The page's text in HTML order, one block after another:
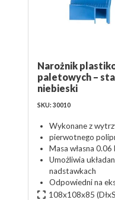
Narożnik
paletowych –
niebieski
SKU: 30010
Wykonane z
pierwotnego
Masa własna 0.06
Umożliwia
nadstawkach
Odpowiedni na
108x108x85